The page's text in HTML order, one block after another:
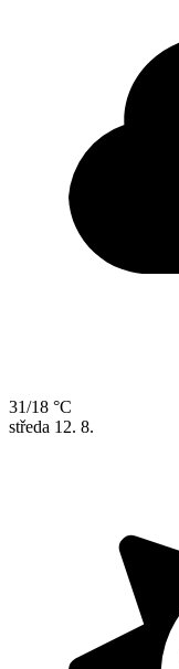
31/18 °C
středa 12. 8.